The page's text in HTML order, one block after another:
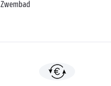
Zwembad